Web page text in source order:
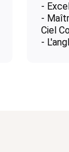
-
-
Ciel
-